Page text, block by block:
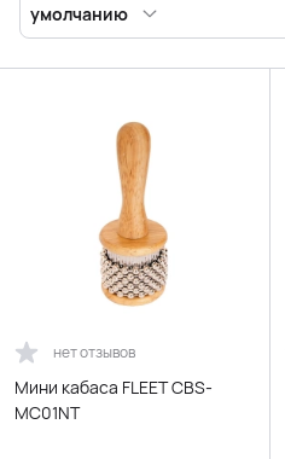
умолчанию
нет отзывов
Мини кабаса FLEET CBS-
MC01NT